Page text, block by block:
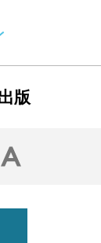
版